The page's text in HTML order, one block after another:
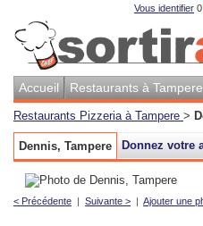
Vous identifier 0
Accueil Restaurants à Tampere
Restaurants Pizzeria à Tampere >
Dennis, Tampere Donnez votre
< Précédente | Suivante > | Ajouter une